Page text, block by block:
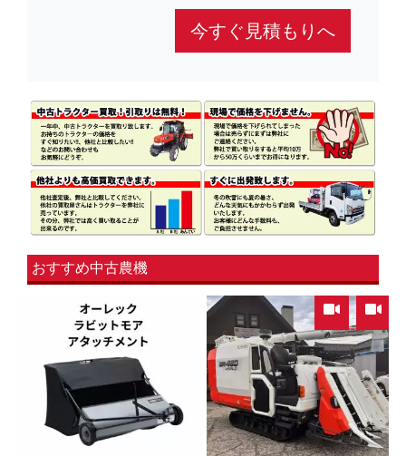
今すぐ見積もりへ
おすすめ中古農機
,